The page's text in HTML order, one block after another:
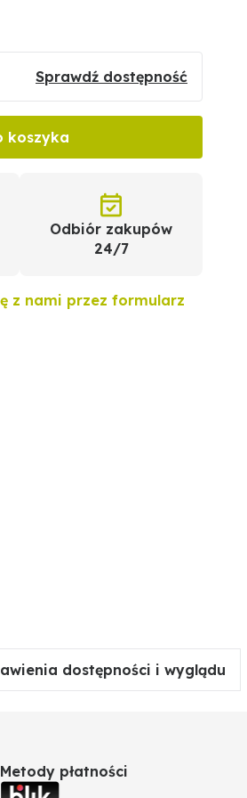
Sprawdź dostępność
koszyka
Odbiór zakupów
24/7
z nami przez formularz
dostępności i wyglądu
Metody płatności